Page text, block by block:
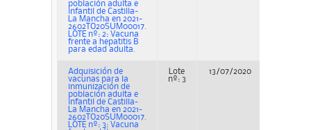
población adulta e
infantil de Castilla-
La Mancha en 2021-
2602TO20SUM00017.
LOTE nº: 2: Vacuna
frente a hepatitis B
para edad adulta.
Adquisición de
vacunas para la
inmunización de
población adulta e
infantil de Castilla-
La Mancha en 2021-
2602TO20SUM00017.
LOTE nº: 3: Vacuna
Lote
nº: 3
13/07/2020